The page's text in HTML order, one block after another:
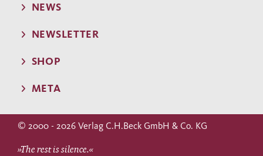
NEWS
NEWSLETTER
SHOP
META
© 2000 - 2026 Verlag C.H.Beck GmbH & Co. KG
»The rest is silence.«